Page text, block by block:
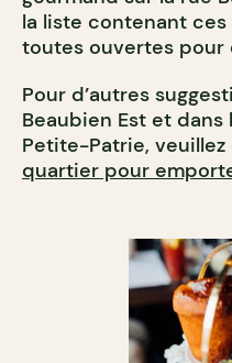
la liste contenant
toutes ouvertes pour
Pour d’autres
Beaubien Est et
Petite-Patrie,
quartier pour